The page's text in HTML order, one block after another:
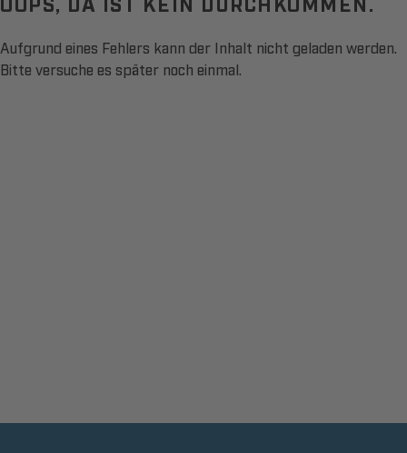
Aufgrund eines Fehlers kann der Inhalt nicht geladen werden.
Bitte versuche es später noch einmal.